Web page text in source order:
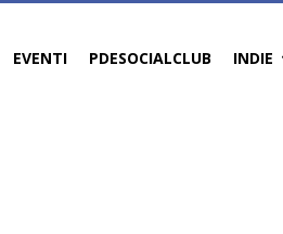
EVENTI PDESOCIALCLUB INDIE